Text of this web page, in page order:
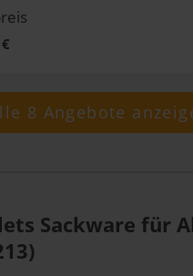
€
8 Angebote
Sackware für